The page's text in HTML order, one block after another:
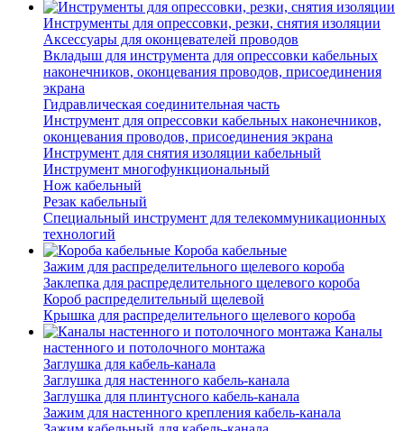
Инструменты для опрессовки, резки, снятия изоляции
Аксессуары для оконцевателей проводов
Вкладыш для инструмента для опрессовки кабельных
наконечников, оконцевания проводов, присоединения
экрана
Гидравлическая соединительная часть
Инструмент для опрессовки кабельных наконечников,
оконцевания проводов, присоединения экрана
Инструмент для снятия изоляции кабельный
Инструмент многофункциональный
Нож кабельный
Резак кабельный
Специальный инструмент для телекоммуникационных
технологий
Короба кабельные
Зажим для распределительного щелевого короба
Заклепка для распределительного щелевого короба
Короб распределительный щелевой
Крышка для распределительного щелевого короба
Каналы
настенного и потолочного монтажа
Заглушка для кабель-канала
Заглушка для настенного кабель-канала
Заглушка для плинтусного кабель-канала
Зажим для настенного крепления кабель-канала